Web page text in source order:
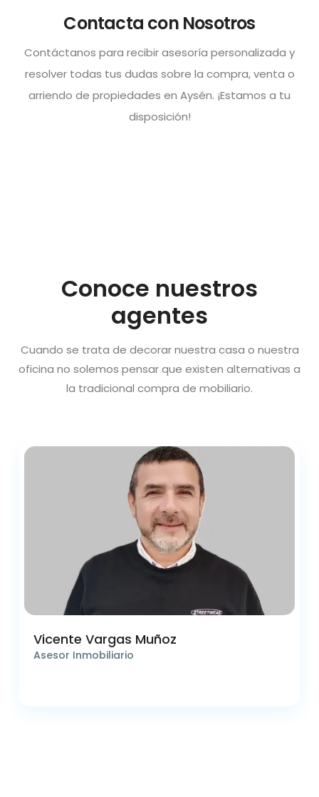
Contacta con Nosotros
Contáctanos para recibir asesoría personalizada y
resolver todas tus dudas sobre la compra, venta o
arriendo de propiedades en Aysén. ¡Estamos a tu
disposición!
Conoce nuestros
agentes
Cuando se trata de decorar nuestra casa o nuestra
oficina no solemos pensar que existen alternativas a
la tradicional compra de mobiliario.
Vicente Vargas Muñoz
Asesor Inmobiliario